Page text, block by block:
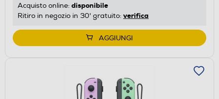
Acquisto online: disponibile
Ritiro in negozio in 30' gratuito: verifica
AGGIUNGI